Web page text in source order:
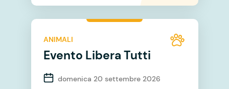
ANIMALI
Evento Libera Tutti
domenica 20 settembre 2026